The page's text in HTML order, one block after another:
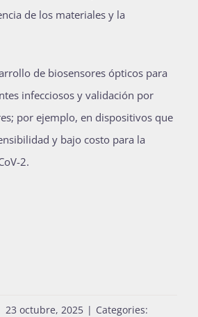
de los materiales y la
de biosensores ópticos para
infecciosos y validación por
por ejemplo, en dispositivos que
y bajo costo para la
2.
23 octubre, 2025 | Categories: